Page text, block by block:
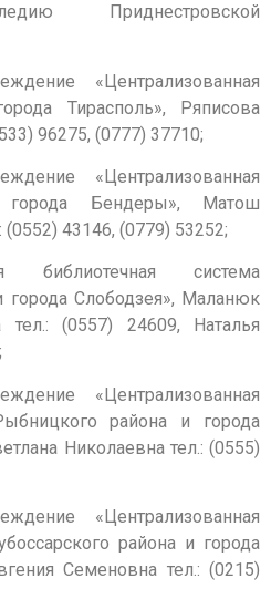
Приднестровской
«Централизованная
Тирасполь», Ряписова
96275, (0777) 37710;
«Централизованная
города Бендеры», Матош
43146, (0779) 53252;
библиотечная система
города Слободзея», Маланюк
тел.: (0557) 24609, Наталья
«Централизованная
района и города
Николаевна тел.: (0555)
«Централизованная
района и города
Семеновна тел.: (0215)